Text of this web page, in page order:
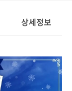
상세정보